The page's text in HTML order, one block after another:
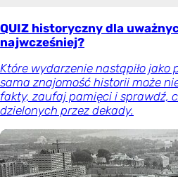
QUIZ historyczny dla
najwcześniej?
Które wydarzenie nastąpiło jako
sama znajomość historii może
fakty, zaufaj pamięci i sprawdź,
dzielonych przez dekady.